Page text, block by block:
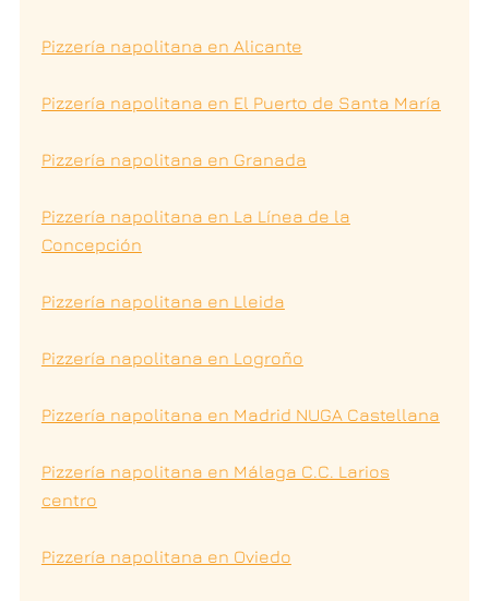
Pizzería napolitana en Alicante
Pizzería napolitana en El Puerto de Santa María
Pizzería napolitana en Granada
Pizzería napolitana en La Línea de la
Concepción
Pizzería napolitana en Lleida
Pizzería napolitana en Logroño
Pizzería napolitana en Madrid NUGA Castellana
Pizzería napolitana en Málaga C.C. Larios
centro
Pizzería napolitana en Oviedo